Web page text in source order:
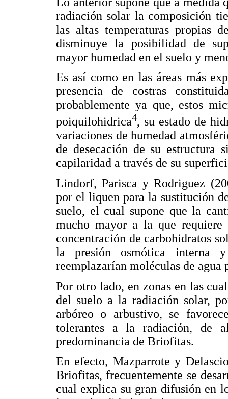
radiación solar la composición
las altas temperaturas propias
disminuye la posibilidad de
mayor humedad en el suelo y
Es así como en las áreas más
presencia de costras
probablemente ya que, estos
poiquilohidrica4, su estado de
variaciones de humedad
de desecación de su estructura
capilaridad a través de su
Lindorf, Parisca y Rodriguez
por el liquen para la sustitución
suelo, el cual supone que la
mucho mayor a la que
concentración de carbohidratos
la presión osmótica interna
reemplazarían moléculas de agua
Por otro lado, en zonas en las
del suelo a la radiación solar,
arbóreo o arbustivo, se
tolerantes a la radiación, de
predominancia de Briofitas.
En efecto, Mazparrote y
Briofitas, frecuentemente se
cual explica su gran difusión en